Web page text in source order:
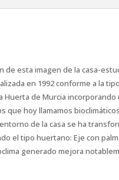
de esta imagen de la casa-
en 1992 conforme a la
Huerta de Murcia incorporando
que hoy llamamos
de la casa se ha
el tipo huertano: Eje con
generado mejora